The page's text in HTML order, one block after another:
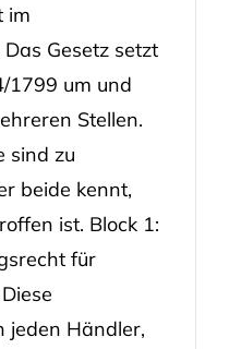
im
Gesetz setzt
1799 um und
Stellen.
sind zu
beide kennt,
ist. Block 1:
für
jeden Händler,